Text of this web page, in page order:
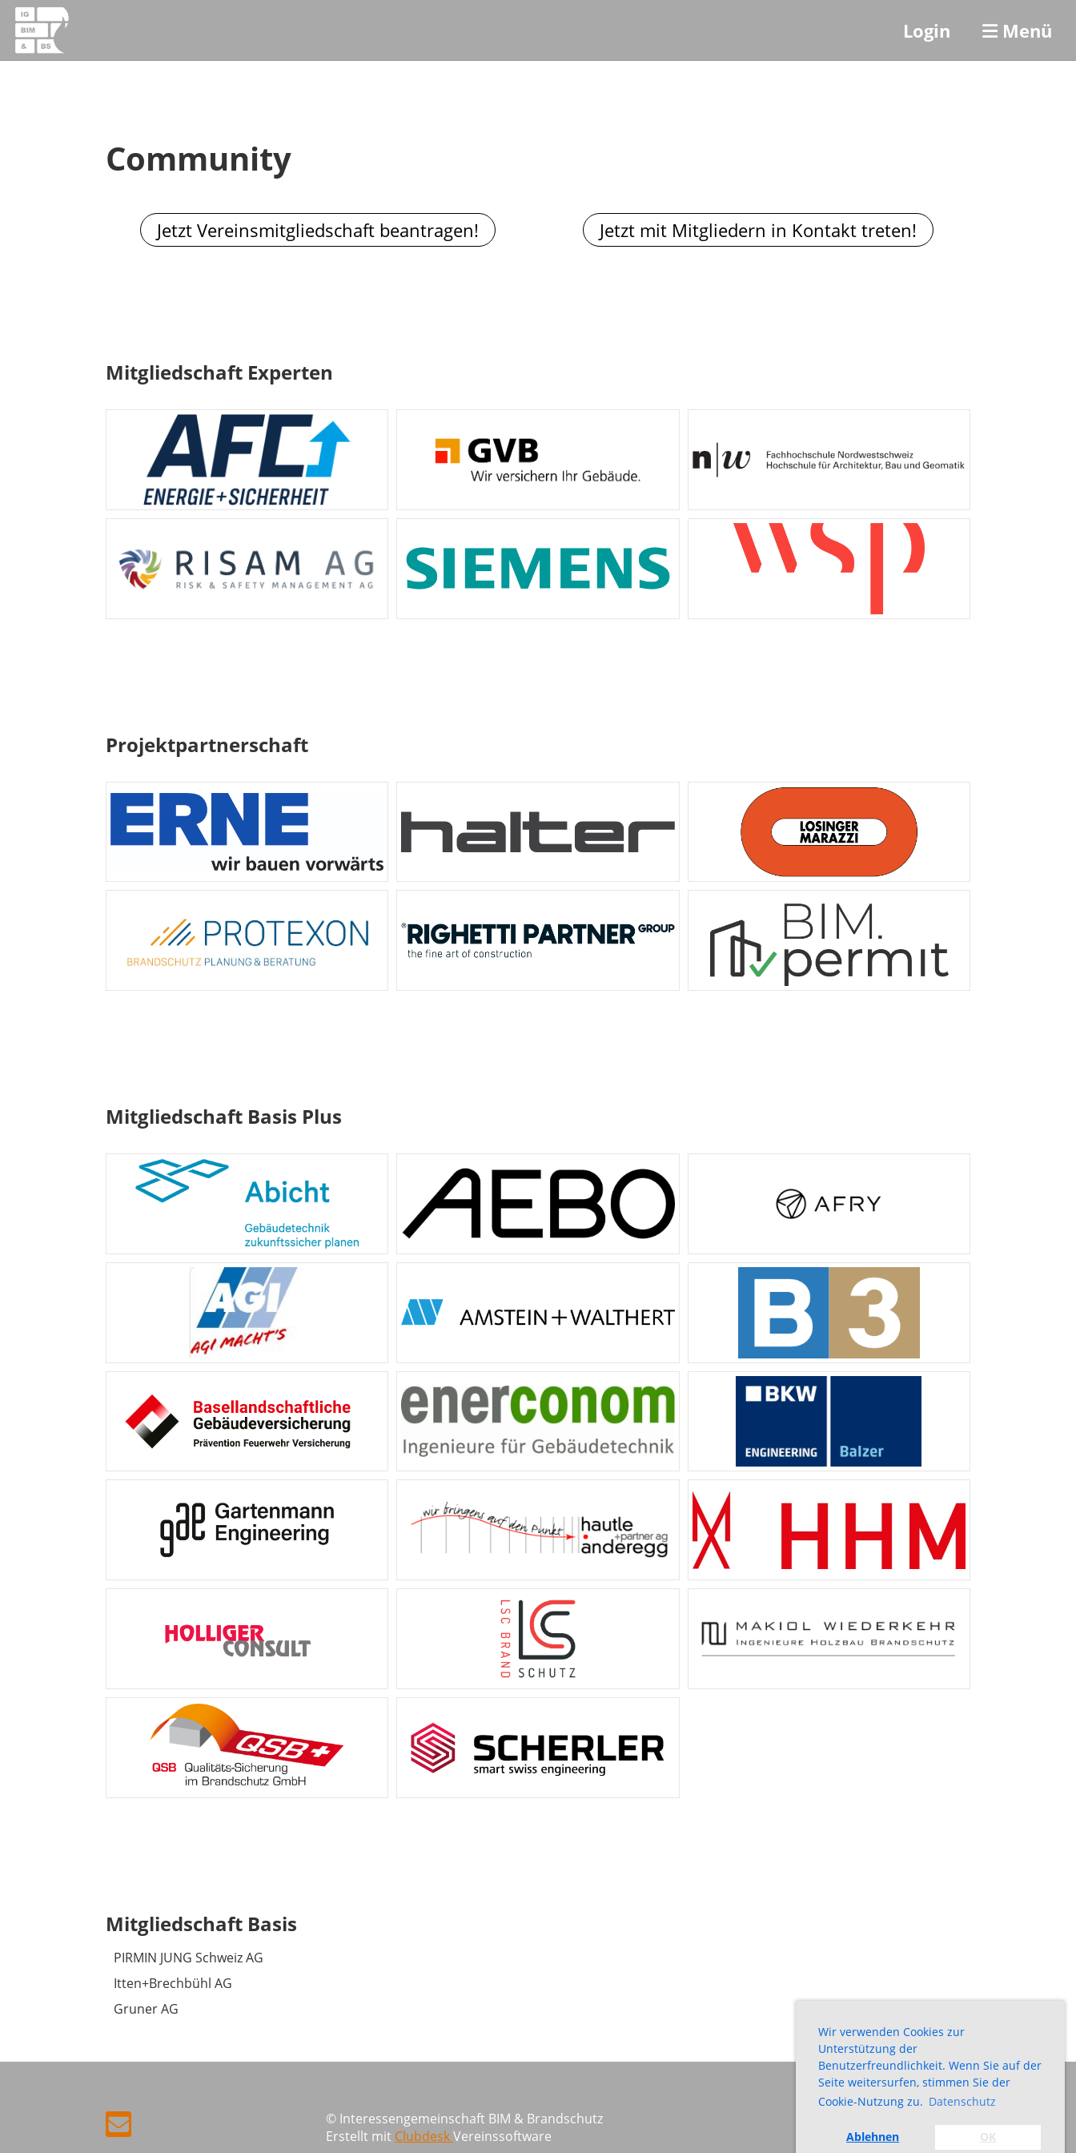
Wir verwenden Cookies zur
Unterstützung der
Benutzerfreundlichkeit. Wenn Sie auf der
Seite weitersurfen, stimmen Sie der
Cookie-Nutzung zu. Datenschutz
Ablehnen OK
Login Menü
Community
Jetzt Vereinsmitgliedschaft beantragen! Jetzt mit Mitgliedern in Kontakt treten!
Mitgliedschaft Experten
Projektpartnerschaft
Mitgliedschaft Basis Plus
Mitgliedschaft Basis
PIRMIN JUNG Schweiz AG
Itten+Brechbühl AG
Gruner AG
© Interessengemeinschaft BIM & Brandschutz
Erstellt mit ClubdeskVereinssoftware
Datenschutz